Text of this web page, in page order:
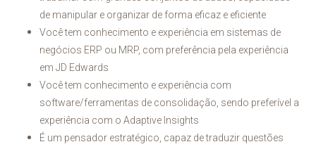
de manipular e organizar de forma eficaz e eficiente
Você tem conhecimento e experiência em sistemas de
negócios ERP ou MRP, com preferência pela experiência
em JD Edwards
Você tem conhecimento e experiência com
software/ferramentas de consolidação, sendo preferível a
experiência com o Adaptive Insights
É um pensador estratégico, capaz de traduzir questões